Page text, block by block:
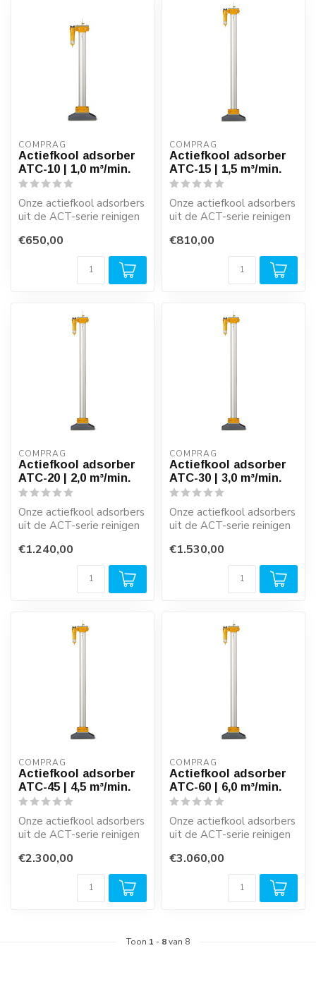
COMPRAG
Actiefkool adsorber
ATC-10 | 1,0 m³/min.
Onze actiefkool adsorbers
uit de ACT-serie reinigen
betrouwb...
€650,00
COMPRAG
Actiefkool adsorber
ATC-15 | 1,5 m³/min.
Onze actiefkool adsorbers
uit de ACT-serie reinigen
betrouwb...
€810,00
COMPRAG
Actiefkool adsorber
ATC-20 | 2,0 m³/min.
Onze actiefkool adsorbers
uit de ACT-serie reinigen
betrouwb...
€1.240,00
COMPRAG
Actiefkool adsorber
ATC-30 | 3,0 m³/min.
Onze actiefkool adsorbers
uit de ACT-serie reinigen
betrouwb...
€1.530,00
COMPRAG
Actiefkool adsorber
ATC-45 | 4,5 m³/min.
Onze actiefkool adsorbers
uit de ACT-serie reinigen
betrouwb...
€2.300,00
COMPRAG
Actiefkool adsorber
ATC-60 | 6,0 m³/min.
Onze actiefkool adsorbers
uit de ACT-serie reinigen
betrouwb...
€3.060,00
Toon 1 - 8van 8